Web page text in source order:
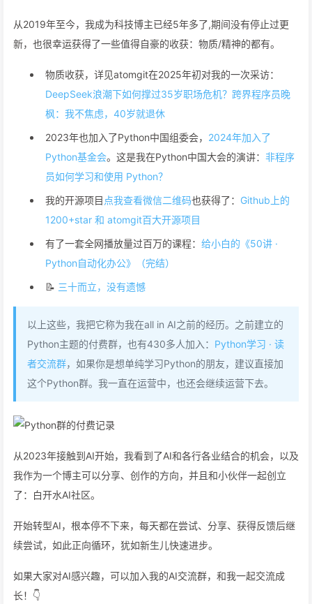
从2019年至今，我成为科技博主已经5年多了,期间没有停止过更
新，也很幸运获得了一些值得自豪的收获：物质/精神的都有。
物质收获，详见atomgit在2025年初对我的一次采访：
DeepSeek浪潮下如何撑过35岁职场危机？跨界程序员晚
枫：我不焦虑，40岁就退休
2023年也加入了Python中国组委会， 2024年加入了
Python基金会。这是我在Python中国大会的演讲： 非程序
员如何学习和使用 Python？
我的开源项目 点我查看微信二维码也获得了： Github上的
1200+star 和 atomgit百大开源项目
有了一套全网播放量过百万的课程： 给小白的《50讲 ·
Python自动化办公》（完结）
📝 三十而立，没有遗憾
以上这些，我把它称为我在all in AI之前的经历。之前建立的
Python主题的付费群，也有430多人加入： Python学习 · 读
者交流群，如果你是想单纯学习Python的朋友，建议直接加
这个Python群。我一直在运营中，也还会继续运营下去。
从2023年接触到AI开始，我看到了AI和各行各业结合的机会，以及
我作为一个博主可以分享、创作的方向，并且和小伙伴一起创立
了：白开水AI社区。
开始转型AI，根本停不下来，每天都在尝试、分享、获得反馈后继
续尝试，如此正向循环，犹如新生儿快速进步。
如果大家对AI感兴趣，可以加入我的AI交流群，和我一起交流成
长！👇